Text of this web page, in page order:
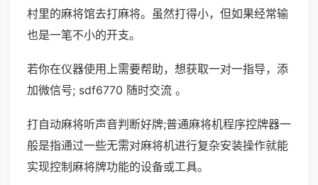
村里的麻将馆去打麻将。虽然打得小，但如果经常输
也是一笔不小的开支。
若你在仪器使用上需要帮助，想获取一对一指导，添
加微信号; sdf6770 随时交流 。
打自动麻将听声音判断好牌;普通麻将机程序控牌器一
般是指通过一些无需对麻将机进行复杂安装操作就能
实现控制麻将牌功能的设备或工具。